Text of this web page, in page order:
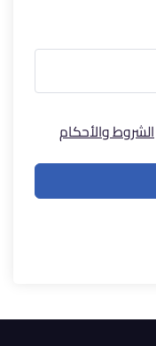
الشروط والأحكام